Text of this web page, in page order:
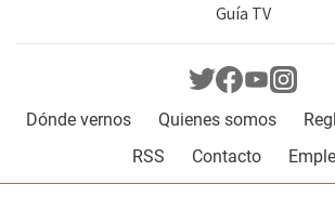
Guía TV
Dónde vernos Quienes somos
RSS
Contacto